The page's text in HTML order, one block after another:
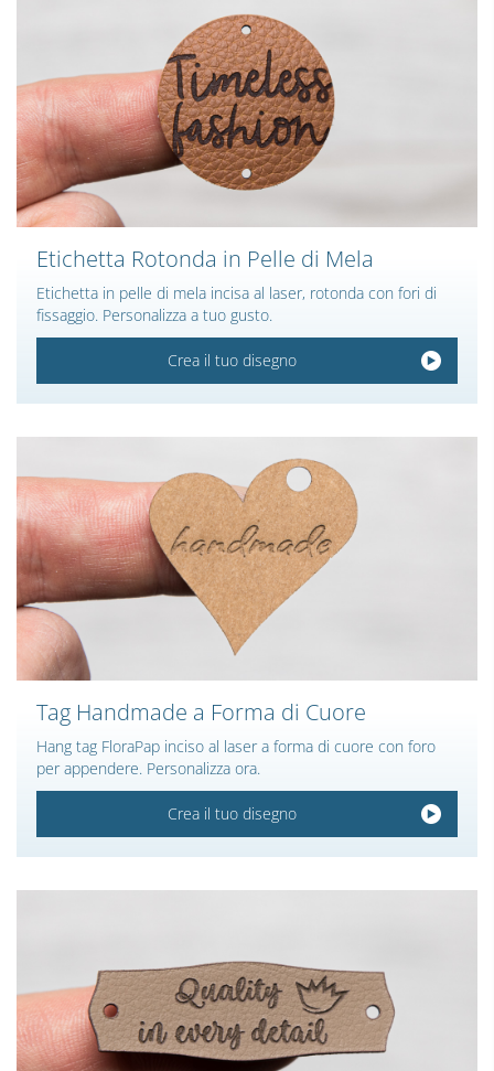
Etichetta Rotonda in Pelle di Mela
Etichetta in pelle di mela incisa al laser, rotonda con fori di
fissaggio. Personalizza a tuo gusto.
Crea il tuo disegno
Tag Handmade a Forma di Cuore
Hang tag FloraPap inciso al laser a forma di cuore con foro
per appendere. Personalizza ora.
Crea il tuo disegno